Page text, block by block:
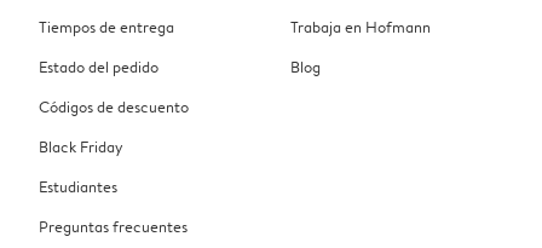
Tiempos de entrega
Estado del pedido
Códigos de descuento
Black Friday
Estudiantes
Preguntas frecuentes
Trabaja en Hofmann
Blog